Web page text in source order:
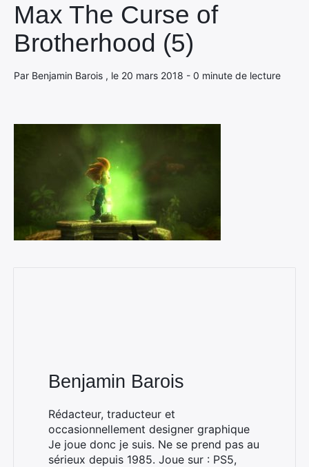
Max The Curse of
Brotherhood (5)
Par Benjamin Barois , le 20 mars 2018 - 0 minute de lecture
Benjamin Barois
Rédacteur, traducteur et
occasionnellement designer graphique
Je joue donc je suis. Ne se prend pas au
sérieux depuis 1985. Joue sur : PS5,